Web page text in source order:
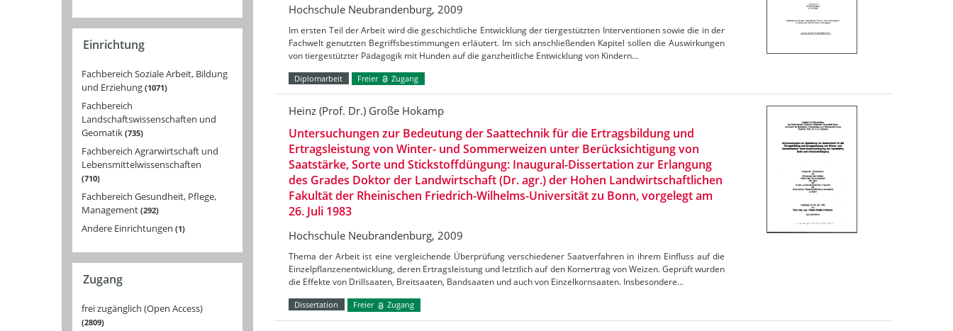
Einrichtung
Fachbereich Soziale Arbeit, Bildung
und Erziehung 1071
Fachbereich
Landschaftswissenschaften und
Geomatik 735
Fachbereich Agrarwirtschaft und
Lebensmittelwissenschaften
710
Fachbereich Gesundheit, Pflege,
Management 292
Andere Einrichtungen 1
Zugang
frei zugänglich (Open Access)
2809
Hochschule Neubrandenburg, 2009
Im ersten Teil der Arbeit wird die geschichtliche Entwicklung der tiergestützten Interventionen sowie die in der
Fachwelt genutzten Begriffsbestimmungen erläutert. Im sich anschließenden Kapitel sollen die Auswirkungen
von tiergestützter Pädagogik mit Hunden auf die ganzheitliche Entwicklung von Kindern…
Diplomarbeit Freier Zugang
Heinz (Prof. Dr.) Große Hokamp
Untersuchungen zur Bedeutung der Saattechnik für die Ertragsbildung und
Ertragsleistung von Winter- und Sommerweizen unter Berücksichtigung von
Saatstärke, Sorte und Stickstoffdüngung: Inaugural-Dissertation zur Erlangung
des Grades Doktor der Landwirtschaft (Dr. agr.) der Hohen Landwirtschaftlichen
Fakultät der Rheinischen Friedrich-Wilhelms-Universität zu Bonn, vorgelegt am
26. Juli 1983
Hochschule Neubrandenburg, 2009
Thema der Arbeit ist eine vergleichende Überprüfung verschiedener Saatverfahren in ihrem Einfluss auf die
Einzelpflanzenentwicklung, deren Ertragsleistung und letztlich auf den Kornertrag von Weizen. Geprüft wurden
die Effekte von Drillsaaten, Breitsaaten, Bandsaaten und auch von Einzelkornsaaten. Insbesondere…
Dissertation Freier Zugang